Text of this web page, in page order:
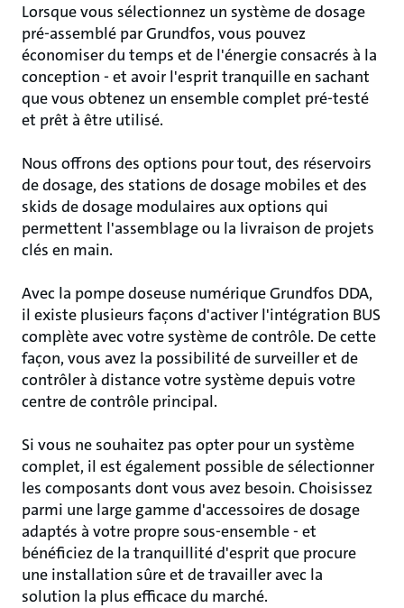
Lorsque vous sélectionnez un système de dosage
pré-assemblé par Grundfos, vous pouvez
économiser du temps et de l'énergie consacrés à la
conception - et avoir l'esprit tranquille en sachant
que vous obtenez un ensemble complet pré-testé
et prêt à être utilisé.
Nous offrons des options pour tout, des réservoirs
de dosage, des stations de dosage mobiles et des
skids de dosage modulaires aux options qui
permettent l'assemblage ou la livraison de projets
clés en main.
Avec la pompe doseuse numérique Grundfos DDA,
il existe plusieurs façons d'activer l'intégration BUS
complète avec votre système de contrôle. De cette
façon, vous avez la possibilité de surveiller et de
contrôler à distance votre système depuis votre
centre de contrôle principal.
Si vous ne souhaitez pas opter pour un système
complet, il est également possible de sélectionner
les composants dont vous avez besoin. Choisissez
parmi une large gamme d'accessoires de dosage
adaptés à votre propre sous-ensemble - et
bénéficiez de la tranquillité d'esprit que procure
une installation sûre et de travailler avec la
solution la plus efficace du marché.